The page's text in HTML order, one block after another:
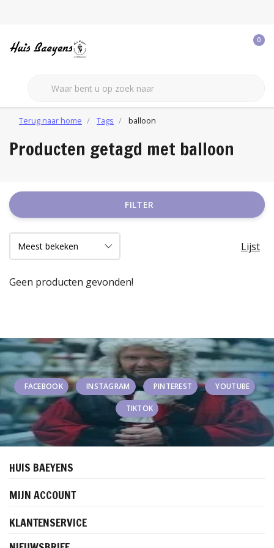
0
Terug naar home Tags balloon
Producten getagd met balloon
FILTER
Lijst
Geen producten gevonden!
FACEBOOK INSTAGRAM PINTEREST YOUTUBE
TIKTOK
HUIS BAEYENS
MIJN ACCOUNT
KLANTENSERVICE